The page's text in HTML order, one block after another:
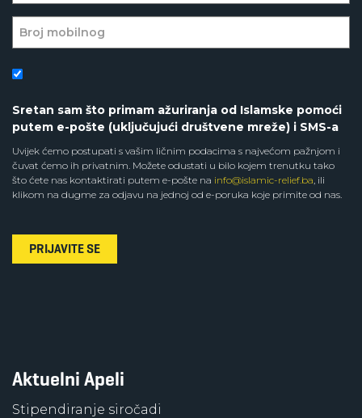
Sretan sam što primam ažuriranja od Islamske pomoći
putem e-pošte (uključujući društvene mreže) i SMS-a
Uvijek ćemo postupati s vašim ličnim podacima s najvećom pažnjom i
čuvat ćemo ih privatnim. Možete odustati u bilo kojem trenutku tako
što ćete nas kontaktirati putem e-pošte na info@islamic-relief.ba, ili
klikom na dugme za odjavu na jednoj od e-poruka koje primite od nas.
PRIJAVITE SE
Aktuelni Apeli
Stipendiranje siročadi